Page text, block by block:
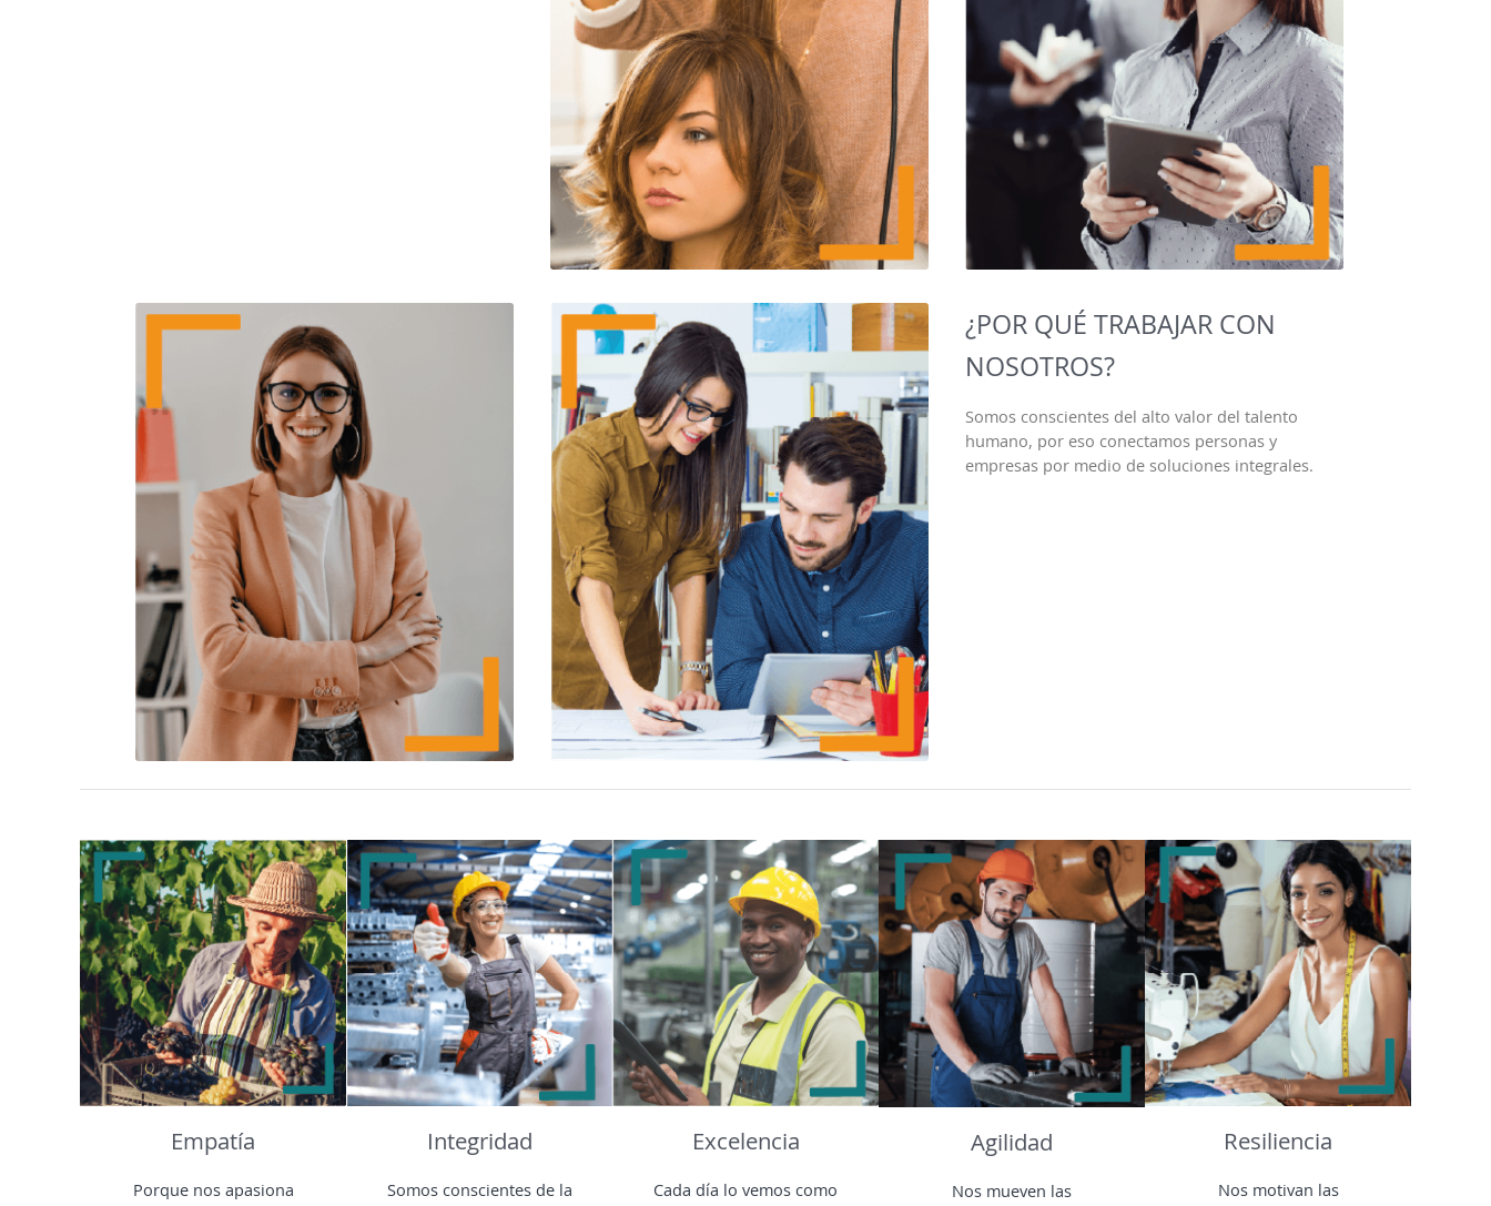
¿POR QUÉ TRABAJAR CON
NOSOTROS?
Somos conscientes del alto valor del talento
humano, por eso conectamos personas y
empresas por medio de soluciones integrales.
Empatía
Porque nos apasiona
Integridad
Somos conscientes de la
Excelencia
Cada día lo vemos como
Agilidad
Nos mueven las
Resiliencia
Nos motivan las